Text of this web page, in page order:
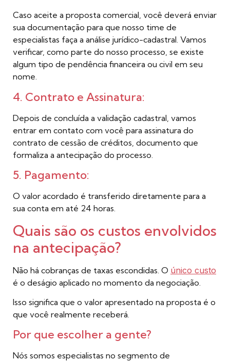
Caso aceite a proposta comercial, você deverá enviar
sua documentação para que nosso time de
especialistas faça a análise jurídico-cadastral. Vamos
verificar, como parte do nosso processo, se existe
algum tipo de pendência financeira ou civil em seu
nome.
4. Contrato e Assinatura:
Depois de concluída a validação cadastral, vamos
entrar em contato com você para assinatura do
contrato de cessão de créditos, documento que
formaliza a antecipação do processo.
5. Pagamento:
O valor acordado é transferido diretamente para a
sua conta em até 24 horas.
Quais são os custos envolvidos
na antecipação?
Não há cobranças de taxas escondidas. O único custo
é o deságio aplicado no momento da negociação.
Isso significa que o valor apresentado na proposta é o
que você realmente receberá.
Por que escolher a gente?
Nós somos especialistas no segmento de